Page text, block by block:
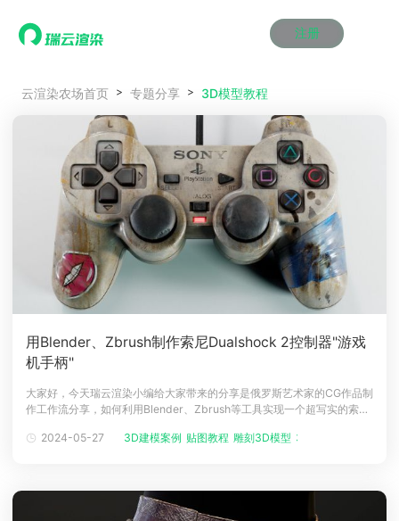
注册
产品服务
效果图渲染
云制作
云渲染管理系统
瑞兔百宝箱
AI视频插帧
效果图渲染
云制作
云渲染管理系统
瑞兔百宝箱
AI视频插帧
效果图渲染
云制作
云渲染管理系统
瑞兔百宝箱
AI视频插帧
效果图渲染
云制作
云渲染管理系统
瑞兔百宝箱
AI视频插帧
效果图渲染
云制作
云渲染管理系统
瑞兔百宝箱
AI视频插帧
效果图渲染
云制作
云渲染管理系统
瑞兔百宝箱
AI视频插帧
解决方案
Maya云渲染方案
3ds Max云渲染方案
Cinema 4D云渲染方案
Blender 云渲染方案
Maya AI渲染方案
Maya云渲染方案
3ds Max云渲染方案
Cinema 4D云渲染方案
Blender 云渲染方案
Maya AI渲染方案
Maya云渲染方案
3ds Max云渲染方案
Cinema 4D云渲染方案
Blender 云渲染方案
Maya AI渲染方案
Maya云渲染方案
3ds Max云渲染方案
Cinema 4D云渲染方案
Blender 云渲染方案
Maya AI渲染方案
Maya云渲染方案
3ds Max云渲染方案
Cinema 4D云渲染方案
Blender 云渲染方案
Maya AI渲染方案
Maya云渲染方案
3ds Max云渲染方案
Cinema 4D云渲染方案
Blender 云渲染方案
Maya AI渲染方案
价格
动画价格
效果图价格
云制作价格
动画价格
效果图价格
云制作价格
动画价格
效果图价格
云制作价格
动画价格
效果图价格
云制作价格
动画价格
效果图价格
云制作价格
动画价格
效果图价格
云制作价格
案例
资讯&赛事
新闻资讯
渲染百科
渲染大赛
泛CG交流会
新闻资讯
渲染百科
渲染大赛
泛CG交流会
新闻资讯
渲染百科
渲染大赛
泛CG交流会
新闻资讯
渲染百科
渲染大赛
泛CG交流会
新闻资讯
渲染百科
渲染大赛
泛CG交流会
新闻资讯
渲染百科
渲染大赛
泛CG交流会
特惠专区
青云平台
教育优惠
青云平台
教育优惠
青云平台
教育优惠
青云平台
教育优惠
青云平台
教育优惠
青云平台
教育优惠
云渲染农场首页 专题分享 3D模型教程
用Blender、Zbrush制作索尼Dualshock 2控制器"游戏
机手柄"
大家好，今天瑞云渲染小编给大家带来的分享是俄罗斯艺术家的CG作品制
作工作流分享，如何利用Blender、Zbrush等工具实现一个超写实的索尼
岁，住在俄罗斯圣彼得堡。两年前开始学习3D建模，就认定了要往这个方
2024-05-27 3D建模案例 贴图教程 雕刻3D模型